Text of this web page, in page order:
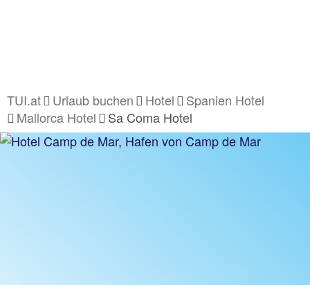
TUI.at Urlaub buchen Hotel
Spanien Hotel
Mallorca Hotel
Sa Coma Hotel